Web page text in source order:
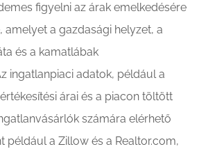
figyelni az árak emelkedésére
amelyet a gazdasági helyzet, a
és a kamatlábak
ingatlanpiaci adatok, például a
árai és a piacon töltött
számára elérhető
például a Zillow és a Realtor.com,